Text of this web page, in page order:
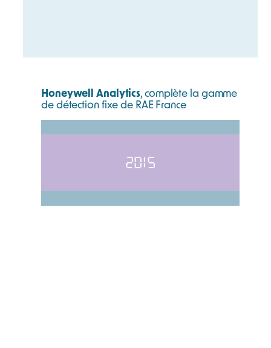
Honeywell Analytics , complète la gamme
de détection fixe de RAE France
2015